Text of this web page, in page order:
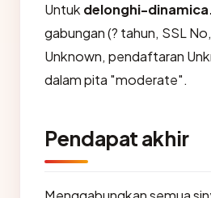
Untuk delonghi-
gabungan (? tahun, SSL
Unknown, pendaftaran
dalam pita "moderate".
Pendapat akhir